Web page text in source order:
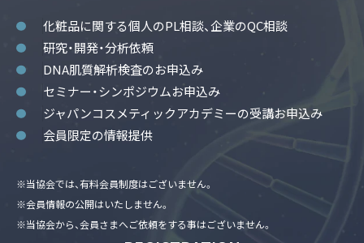
化粧品に関する個人のPL相談、企業のQC相談
研究・開発・分析依頼
DNA肌質解析検査のお申込み
セミナー・シンポジウムお申込み
ジャパンコスメティックアカデミーの受講お申込み
会員限定の情報提供
※当協会では、有料会員制度はございません。
※会員情報の公開はいたしません。
※当協会から、会員さまへご依頼をする事はございません。